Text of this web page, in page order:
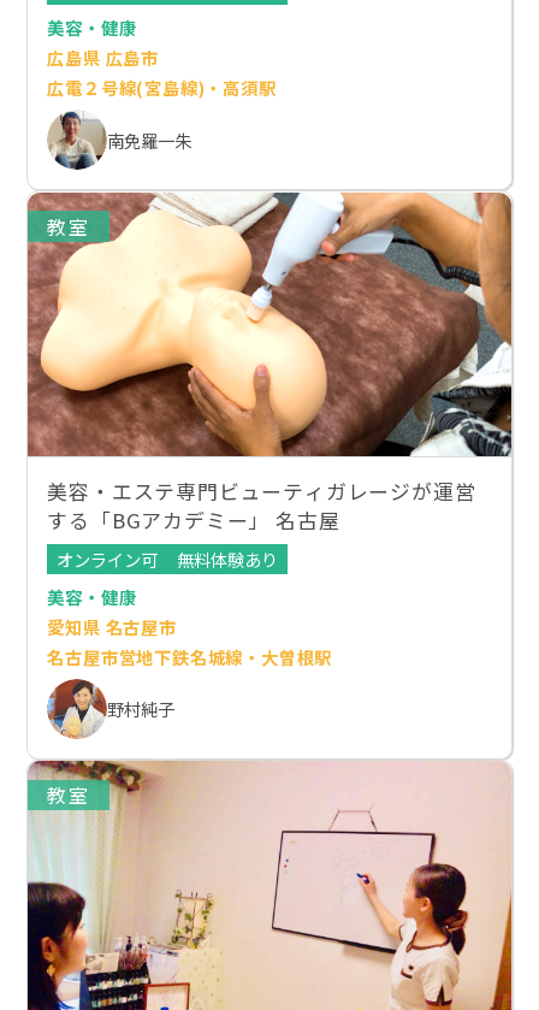
美容・健康
広島県 広島市
広電２号線(宮島線)・高須駅
南免羅一朱
教室
美容・エステ専門ビューティガレージが運営
する「BGアカデミー」 名古屋
オンライン可
無料体験あり
美容・健康
愛知県 名古屋市
名古屋市営地下鉄名城線・大曽根駅
野村純子
教室